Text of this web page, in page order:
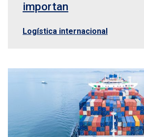
importan
Logística internacional